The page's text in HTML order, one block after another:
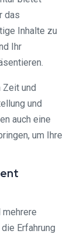
das
Inhalte zu
Ihr
Zeit und
und
auch eine
um Ihre
mehrere
Erfahrung